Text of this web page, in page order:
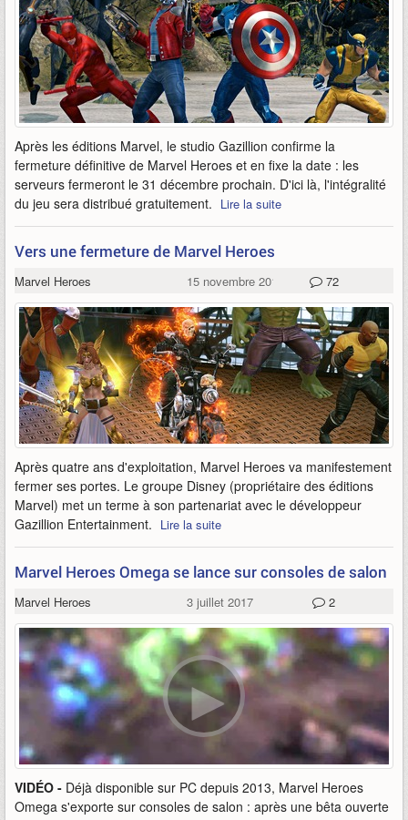
Après les éditions Marvel, le studio Gazillion confirme la
fermeture définitive de Marvel Heroes et en fixe la date : les
serveurs fermeront le 31 décembre prochain. D'ici là, l'intégralité
du jeu sera distribué gratuitement. Lire la suite
Vers une fermeture de Marvel Heroes
Marvel Heroes 15 novembre 2017 72
Après quatre ans d'exploitation, Marvel Heroes va manifestement
fermer ses portes. Le groupe Disney (propriétaire des éditions
Marvel) met un terme à son partenariat avec le développeur
Gazillion Entertainment. Lire la suite
Marvel Heroes Omega se lance sur consoles de salon
Marvel Heroes 3 juillet 2017 2
VIDÉO - Déjà disponible sur PC depuis 2013, Marvel Heroes
Omega s'exporte sur consoles de salon : après une bêta ouverte